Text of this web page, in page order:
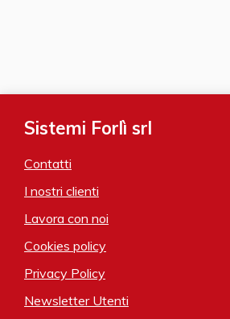
Sistemi Forlì srl
Contatti
I nostri clienti
Lavora con noi
Cookies policy
Privacy Policy
Newsletter Utenti